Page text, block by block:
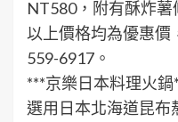
NT580，附有酥炸薯
以上價格均為優惠價
559-6917。
***京樂日本料理火鍋
選用日本北海道昆布